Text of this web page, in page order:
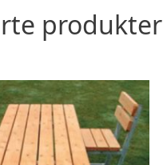
produkter